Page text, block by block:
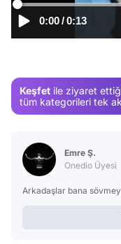
0:00/0:13
Keşfet ile ziyaret
tüm kategorileri tek
Emre Ş.
Onedio Üyesi
Arkadaşlar bana